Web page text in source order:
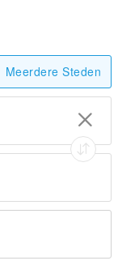
Meerdere Steden